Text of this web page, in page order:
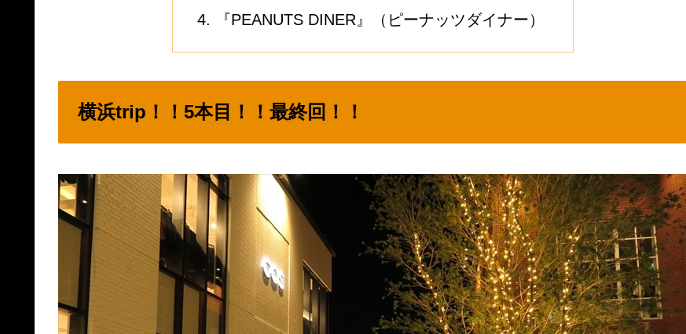
『PEANUTS DINER』（ピーナッツダイナー）
横浜trip！！5本目！！最終回！！